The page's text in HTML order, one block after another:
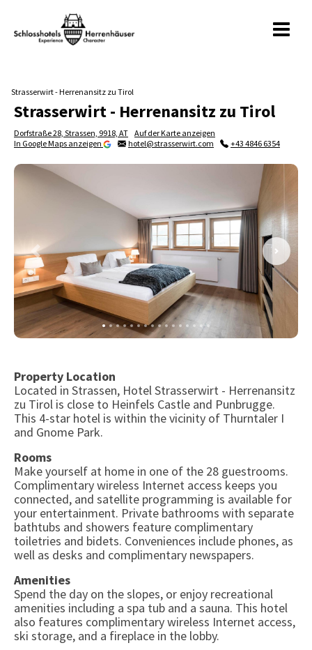
Strasserwirt - Herrenansitz zu Tirol
Strasserwirt - Herrenansitz zu Tirol
Dorfstraße 28, Strassen, 9918, AT Auf der Karte anzeigen
In Google Maps anzeigen
hotel@strasserwirt.com +43 4846 6354
Previous slide Next
Property Location
Located in Strassen, Hotel Strasserwirt - Herrenansitz
zu Tirol is close to Heinfels Castle and Punbrugge.
This 4-star hotel is within the vicinity of Thurntaler I
and Gnome Park.
Rooms
Make yourself at home in one of the 28 guestrooms.
Complimentary wireless Internet access keeps you
connected, and satellite programming is available for
your entertainment. Private bathrooms with separate
bathtubs and showers feature complimentary
toiletries and bidets. Conveniences include phones, as
well as desks and complimentary newspapers.
Amenities
Spend the day on the slopes, or enjoy recreational
amenities including a spa tub and a sauna. This hotel
also features complimentary wireless Internet access,
ski storage, and a fireplace in the lobby.